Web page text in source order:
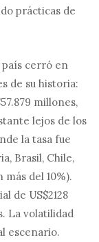
prácticas de
país cerró en
de su historia:
millones,
lejos de los
la tasa fue
Brasil, Chile,
del 10%).
de US$2128
La volatilidad
escenario.